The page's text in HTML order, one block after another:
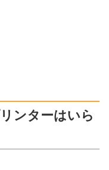
ンターはいら